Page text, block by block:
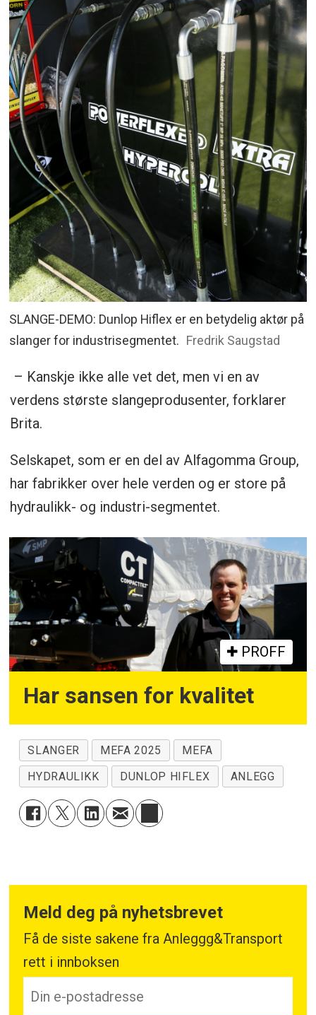
SLANGE-DEMO: Dunlop Hiflex er en betydelig aktør på
slanger for industrisegmentet. Fredrik Saugstad
– Kanskje ikke alle vet det, men vi en av
verdens største slangeprodusenter, forklarer
Brita.
Selskapet, som er en del av Alfagomma Group,
har fabrikker over hele verden og er store på
hydraulikk- og industri-segmentet.
PROFF
Har sansen for kvalitet
SLANGER MEFA 2025
MEFA
HYDRAULIKK
DUNLOP HIFLEX ANLEGG
Meld deg på nyhetsbrevet
Få de siste sakene fra Anleggg&Transport
rett i innboksen